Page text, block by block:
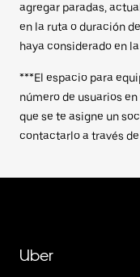
agregar paradas,
en la ruta o duración
haya considerado en
***El espacio para
número de usuarios
que se te asigne un
contactarlo a través
Uber